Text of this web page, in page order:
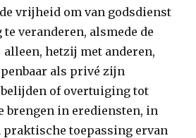
vrijheid om van godsdienst
veranderen, alsmede de
hetzij met anderen,
als privé zijn
of overtuiging tot
in erediensten, in
toepassing ervan